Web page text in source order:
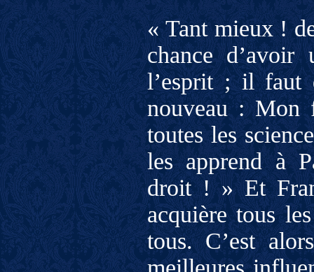
« Tant mieux !
chance
l’esprit ; il faut
nouveau : Mon
toutes les
les apprend à
droit ! » Et
acquière tous
tous. C’est